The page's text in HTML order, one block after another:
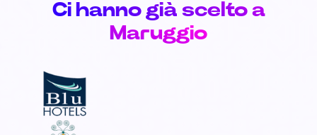
Ci hanno già scelto a
Maruggio